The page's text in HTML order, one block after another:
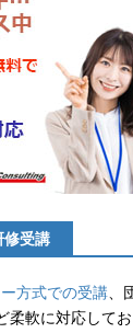
受講
方式での受講、
柔軟に対応してお